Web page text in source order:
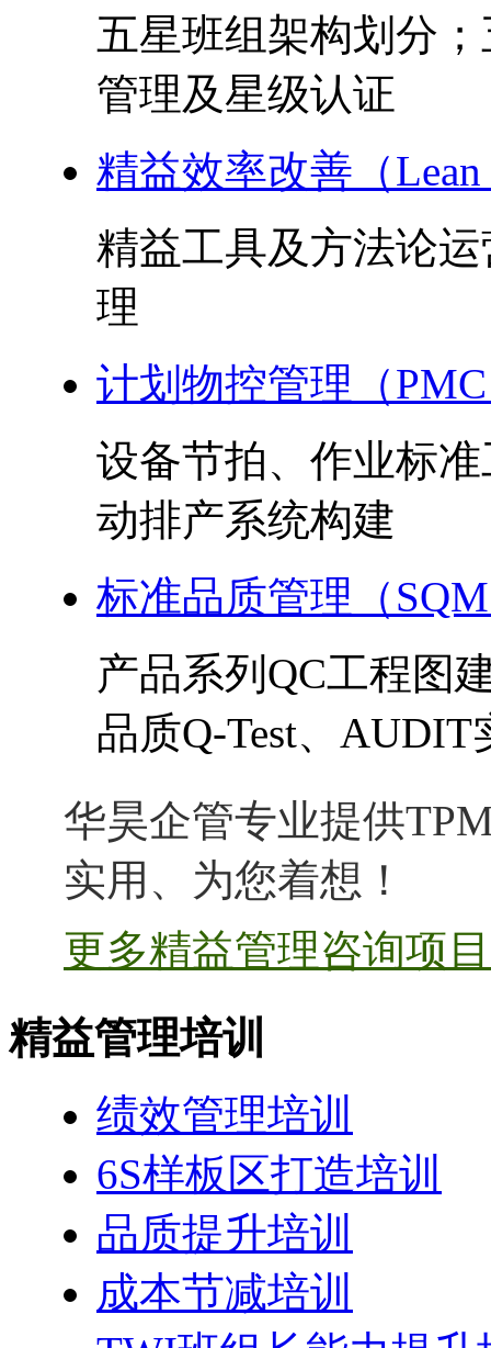
五星班组架构划分
管理及星级认证
精益效率改善（
精益工具及方法论
理
计划物控管理（
设备节拍、作业标
动排产系统构建
标准品质管理（
产品系列QC工程图
品质Q-Test、AUDIT
华昊企管专业提供
实用、为您着想！
更多精益管理咨询项
精益管理培训
绩效管理培训
6S样板区打造培训
品质提升培训
成本节减培训